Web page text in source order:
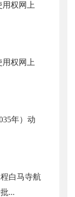
权网上
权网上
年）动
白马寺航
...